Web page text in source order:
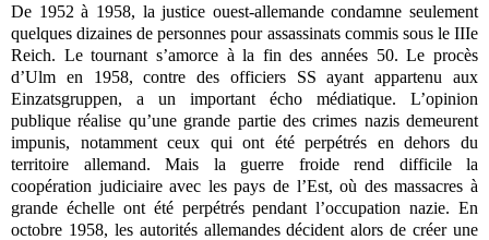
De 1952 à 1958, la justice ouest-allemande condamne seulement
quelques dizaines de personnes pour assassinats commis sous le IIIe
Reich. Le tournant s’amorce à la fin des années 50. Le procès
d’Ulm en 1958, contre des officiers SS ayant appartenu aux
Einzatsgruppen, a un important écho médiatique. L’opinion
publique réalise qu’une grande partie des crimes nazis demeurent
impunis, notamment ceux qui ont été perpétrés en dehors du
territoire allemand. Mais la guerre froide rend difficile la
coopération judiciaire avec les pays de l’Est, où des massacres à
grande échelle ont été perpétrés pendant l’occupation nazie. En
octobre 1958, les autorités allemandes décident alors de créer une